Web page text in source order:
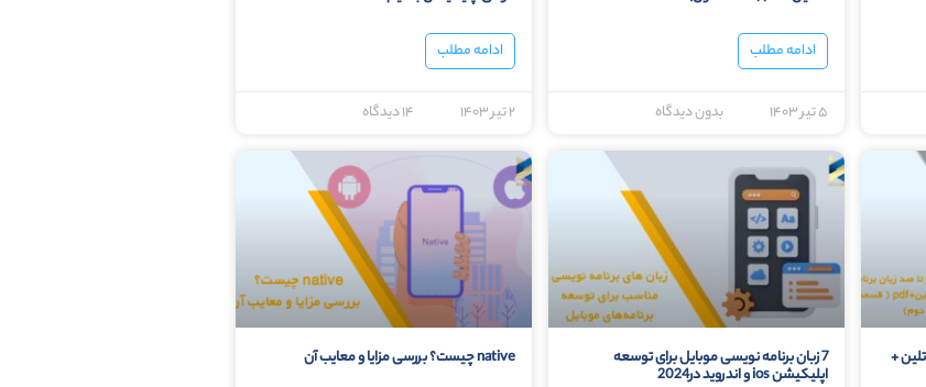
ادامه مطلب
۵ تیر ۱۴۰۳ بدون دیدگاه
ادامه مطلب
۲ تیر ۱۴۰۳
+ 7 زبان برنامه نویسی موبایل برای توسعه
اپلیکیشن ios و اندروید در2024
native چیست؟ بررسی مزایا و معایب آن